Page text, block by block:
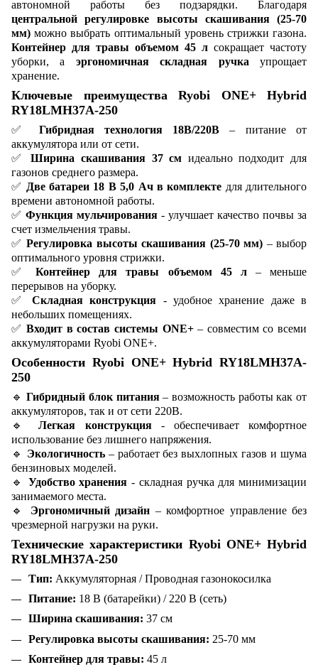
автономной работы без подзарядки. Благодаря
центральной регулировке высоты скашивания (25-70
мм) можно выбрать оптимальный уровень стрижки газона.
Контейнер для травы объемом 45 л сокращает частоту
уборки, а эргономичная складная ручка упрощает
хранение.
Ключевые преимущества Ryobi ONE+ Hybrid
RY18LMH37A-250
✅ Гибридная технология 18В/220В – питание от
аккумулятора или от сети.
✅Ширина скашивания 37 см идеально подходит для
газонов среднего размера.
✅ Две батареи 18 В 5,0 Ач в комплекте для длительного
времени автономной работы.
✅ Функция мульчирования - улучшает качество почвы за
счет измельчения травы.
✅ Регулировка высоты скашивания (25-70 мм) – выбор
оптимального уровня стрижки.
✅Контейнер для травы объемом 45 л– меньше
перерывов на уборку.
✅ Складная конструкция - удобное хранение даже в
небольших помещениях.
✅Входит в состав системы ONE+– совместим со всеми
аккумуляторами Ryobi ONE+.
Особенности Ryobi ONE+ Hybrid RY18LMH37A-
250
🔹Гибридный блок питания– возможность работы как от
аккумуляторов, так и от сети 220В.
🔹Легкая конструкция- обеспечивает комфортное
использование без лишнего напряжения.
🔹 Экологичность– работает без выхлопных газов и шума
бензиновых моделей.
🔹 Удобство хранения - складная ручка для минимизации
занимаемого места.
🔹 Эргономичный дизайн – комфортное управление без
чрезмерной нагрузки на руки.
Технические характеристики Ryobi ONE+ Hybrid
RY18LMH37A-250
Тип: Аккумуляторная / Проводная газонокосилка
Питание: 18 В (батарейки) / 220 В (сеть)
Ширина скашивания: 37 см
Регулировка высоты скашивания: 25-70 мм
Контейнер для травы: 45 л